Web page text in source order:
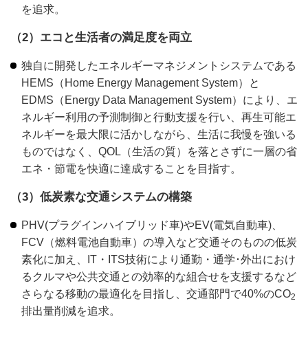
を追求。
（2）エコと生活者の満足度を両立
独自に開発したエネルギーマネジメントシステムである
HEMS（Home Energy Management System）と
EDMS（Energy Data Management System）により、エ
ネルギー利用の予測制御と行動支援を行い、再生可能エ
ネルギーを最大限に活かしながら、生活に我慢を強いる
ものではなく、QOL（生活の質）を落とさずに一層の省
エネ・節電を快適に達成することを目指す。
（3）低炭素な交通システムの構築
PHV(プラグインハイブリッド車)やEV(電気自動車)、
FCV（燃料電池自動車）の導入など交通そのものの低炭
素化に加え、IT・ITS技術により通勤・通学･外出におけ
るクルマや公共交通との効率的な組合せを支援するなど
さらなる移動の最適化を目指し、交通部門で40%のCO2
排出量削減を追求。